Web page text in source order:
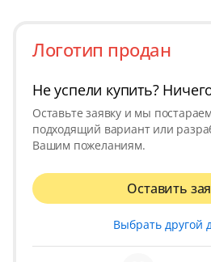
Логотип продан
Не успели купить?
Оставьте заявку и мы
подходящий вариант или
Вашим пожеланиям.
Оставить
Выбрать другой